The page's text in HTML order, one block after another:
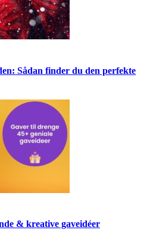
Sådan finder du den perfekte
& kreative gaveidéer